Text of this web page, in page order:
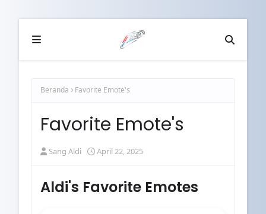
Beranda Favorite Emote's
Favorite Emote's
Sang Aldi April 22, 2025
Aldi's Favorite Emotes